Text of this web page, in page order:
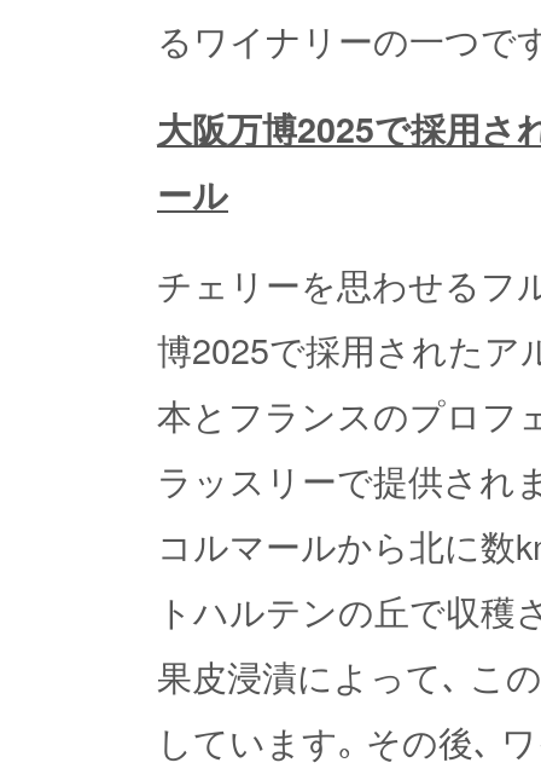
るワイナリーの一つで
大阪万博2025で採用さ
ール
チェリーを思わせるフ
博2025で採用されたア
本とフランスのプロフ
ラッスリーで提供され
コルマールから北に数
トハルテンの丘で収穫
果皮浸漬によって､ こ
しています｡ その後､